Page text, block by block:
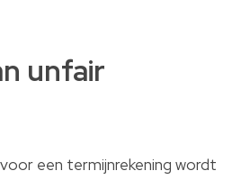
unfair
een termijnrekening wordt